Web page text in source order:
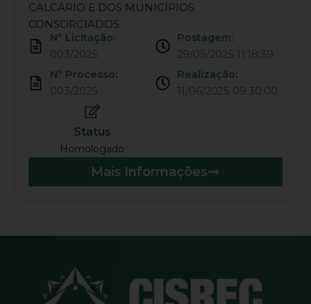
CALCÁRIO E DOS MUNICÍPIOS
CONSORCIADOS.
Nº Licitação:
003/2025
Nº Processo:
003/2025
Postagem:
29/05/2025 11:18:39
Realização:
11/06/2025 09:30:00
Status
Homologado
Mais Informações